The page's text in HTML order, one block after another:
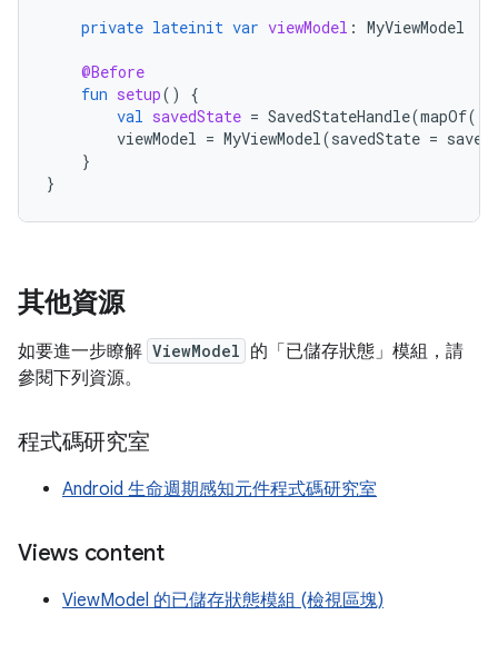
private lateinit var viewModel : MyViewModel
@Before
fun setup()
{
val savedState = SavedStateHandle(mapOf(
viewModel = MyViewModel(savedState =
}
}
其他資源
如要進一步瞭解 ViewModel 的「已儲存狀態」模組，請
參閱下列資源。
程式碼研究室
Android 生命週期感知元件程式碼研究室
Views content
ViewModel 的已儲存狀態模組 (檢視區塊)